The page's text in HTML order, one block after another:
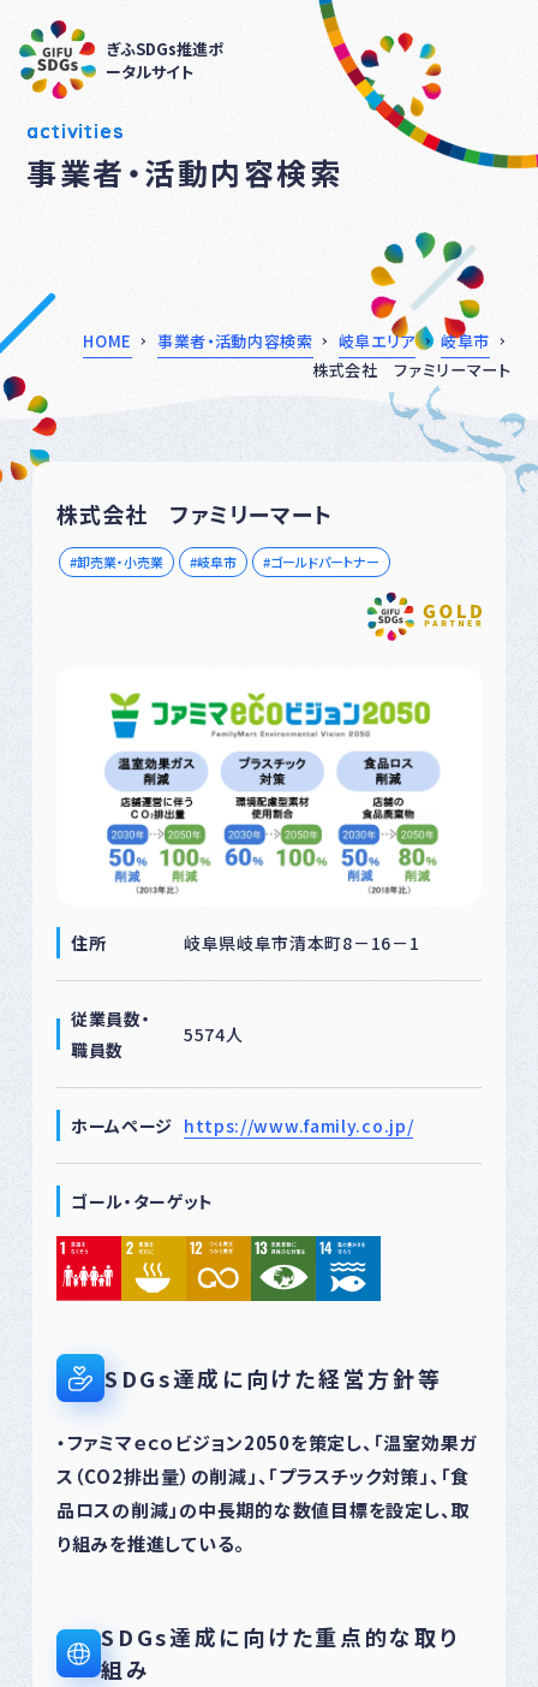
ぎふSDGs推進ポ
ータルサイト
activities
事業者・活動内容検索
HOME 事業者・活動内容検索 岐阜エリア
岐阜市
株式会社 ファミリーマート
株式会社 ファミリーマート
卸売業・小売業 岐阜市 ゴールドパートナー
住所 岐阜県岐阜市清本町8－16－1
従業員数・
職員数
5574人
ホームページ https://www.family.co.jp/
ゴール・ターゲット
SDGs達成に向けた経営方針等
・ファミマｅｃｏビジョン2050を策定し、「温室効果ガ
ス（CO2排出量）の削減」、「プラスチック対策」、「食
品ロスの削減」の中長期的な数値目標を設定し、取
り組みを推進している。
SDGs達成に向けた重点的な取り
組み